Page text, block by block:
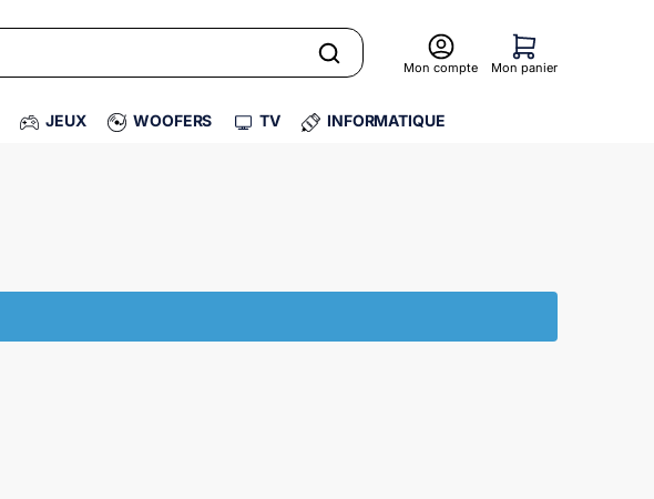
Mon compte Mon panier
JEUX WOOFERS TV INFORMATIQUE